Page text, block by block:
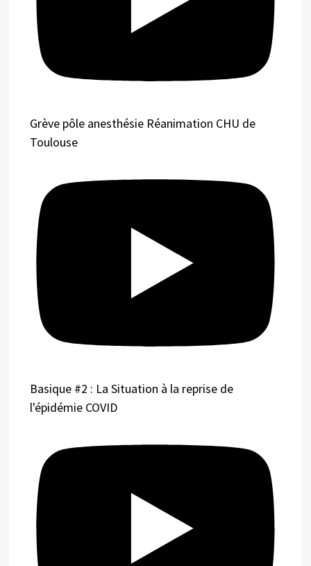
Grève pôle anesthésie Réanimation CHU de
Toulouse
Basique #2 : La Situation à la reprise de
l'épidémie COVID